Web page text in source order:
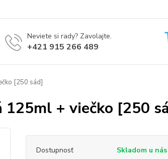
Neviete si rady? Zavolajte.
+421 915 266 489
[250 sád]
+ viečko [250
Dostupnosť Skladom u nás